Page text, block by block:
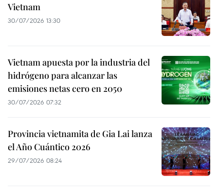
Vietnam
30/07/2026 13:30
Vietnam apuesta por la industria del
hidrógeno para alcanzar las
emisiones netas cero en 2050
30/07/2026 07:32
Provincia vietnamita de Gia Lai lanza
el Año Cuántico 2026
29/07/2026 08:24